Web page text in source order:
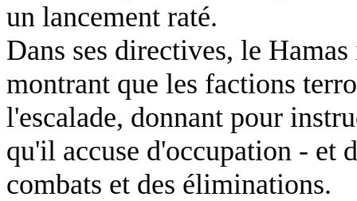
un lancement raté.
Dans ses directives, le
montrant que les factions
l'escalade, donnant pour
qu'il accuse d'occupation - et
combats et des éliminations.